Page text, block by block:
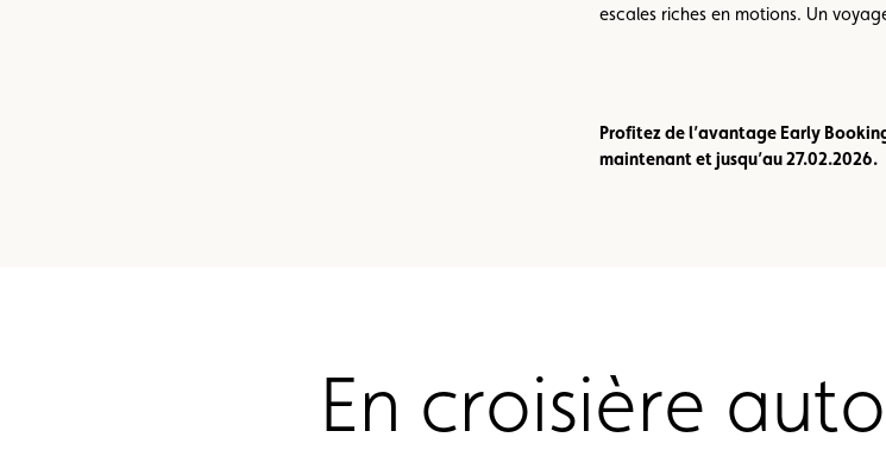
escales riches en motions. Un
Profitez de l’avantage Early
maintenant et jusqu’au 27.02.2026.
En croisière